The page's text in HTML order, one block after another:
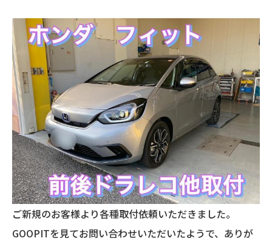
ご新規のお客様より各種取付依頼いただきました。
GOOPITを見てお問い合わせいただいたようで、ありが